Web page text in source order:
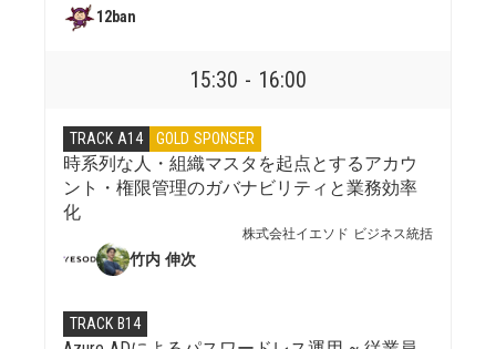
12ban
15:30 - 16:00
TRACK A14 GOLD SPONSER
時系列な人・組織マスタを起点とするアカウ
ント・権限管理のガバナビリティと業務効率
化
株式会社イエソド ビジネス統括
竹内 伸次
TRACK B14